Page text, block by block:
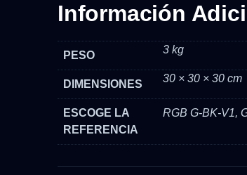
Información
PESO 3 kg
DIMENSIONES 30 × 30 × 30 cm
ESCOGE LA
REFERENCIA
RGB G-BK-V1,